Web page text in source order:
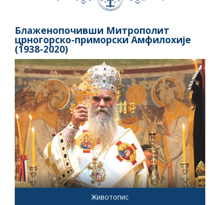
Блаженопочивши Митрополит
црногорско-приморски Амфилохије
(1938-2020)
Животопис